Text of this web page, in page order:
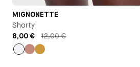
MIGNONETTE
Shorty
8,00 €
12,00 €
Blanc